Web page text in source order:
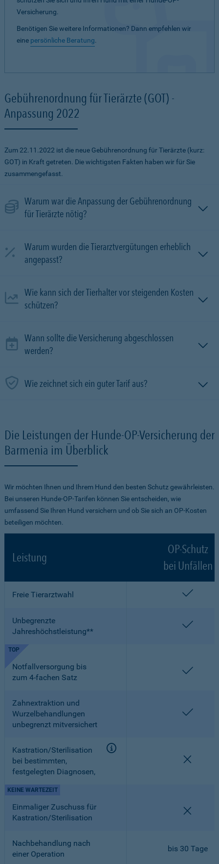
Versicherung.
Benötigen Sie weitere Informationen? Dann empfehlen wir
eine persönliche Beratung.
Gebührenordnung für Tierärzte (GOT) -
Anpassung 2022
Zum 22.11.2022 ist die neue Gebührenordnung für Tierärzte (kurz:
GOT) in Kraft getreten. Die wichtigsten Fakten haben wir für Sie
zusammengefasst.
Warum war die Anpassung der Gebührenordnung
für Tierärzte nötig?
Warum wurden die Tierarztvergütungen erheblich
angepasst?
Wie kann sich der Tierhalter vor steigenden Kosten
schützen?
Wann sollte die Versicherung abgeschlossen
werden?
Wie zeichnet sich ein guter Tarif aus?
Die Leistungen der Hunde-OP-Versicherung der
Barmenia im Überblick
Wir möchten Ihnen und Ihrem Hund den besten Schutz gewährleisten.
Bei unseren Hunde-OP-Tarifen können Sie entscheiden, wie
umfassend Sie Ihren Hund versichern und ob Sie sich an OP-Kosten
beteiligen möchten.
Leistung
OP-Schutz
bei Unfällen
Freie Tierarztwahl
Unbegrenzte
Jahreshöchstleistung**
Notfallversorgung bis
zum 4-fachen Satz
TOP
Zahnextraktion und
Wurzelbehandlungen
unbegrenzt mitversichert
Kastration/Sterilisation
bei bestimmten,
festgelegten Diagnosen,
Einmaliger Zuschuss für
Kastration/Sterilisation
KEINE WARTEZEIT
Nachbehandlung nach
einer Operation
bis 30 Tage